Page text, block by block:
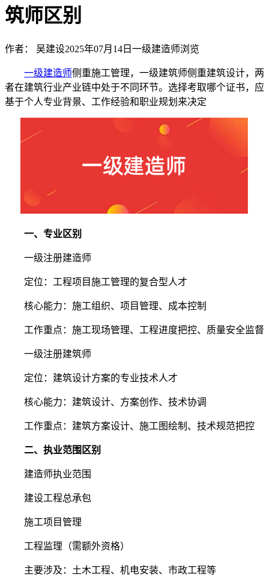
筑师区别
作者： 吴建设2025年07月14日 一级建造师浏览
一级建造师侧重施工管理，一级建筑师侧重建筑设计，两
者在建筑行业产业链中处于不同环节。选择考取哪个证书，应
基于个人专业背景、工作经验和职业规划来决定
一、专业区别
一级注册建造师
定位：工程项目施工管理的复合型人才
核心能力：施工组织、项目管理、成本控制
工作重点：施工现场管理、工程进度把控、质量安全监督
一级注册建筑师
定位：建筑设计方案的专业技术人才
核心能力：建筑设计、方案创作、技术协调
工作重点：建筑方案设计、施工图绘制、技术规范把控
二、执业范围区别
建造师执业范围
建设工程总承包
施工项目管理
工程监理（需额外资格）
主要涉及：土木工程、机电安装、市政工程等